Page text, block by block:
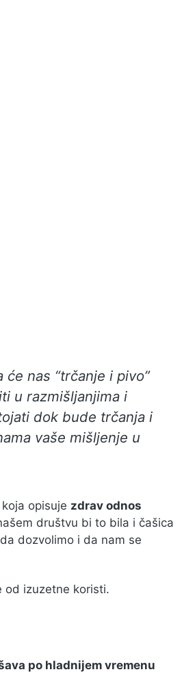
nas “trčanje i pivo”
u razmišljanjima i
dok bude trčanja i
vaše mišljenje u
opisuje zdrav odnos
društvu bi to bila i čašica
dozvolimo i da nam se
od izuzetne koristi.
po hladnijem vremenu